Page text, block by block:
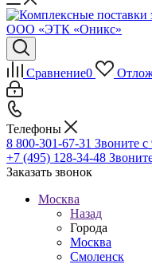
Сравнение0
Телефоны
8 800-301-67-31 Звоните с
+7 (495) 128-34-48
Заказать звонок
Москва
Назад
Города
Москва
Смоленск